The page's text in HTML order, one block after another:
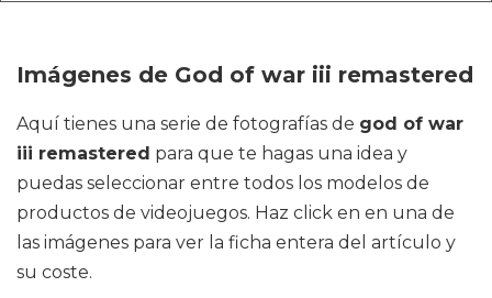
Imágenes de God of war iii remastered
Aquí tienes una serie de fotografías de god of war
iii remastered para que te hagas una idea y
puedas seleccionar entre todos los modelos de
productos de videojuegos. Haz click en en una de
las imágenes para ver la ficha entera del artículo y
su coste.